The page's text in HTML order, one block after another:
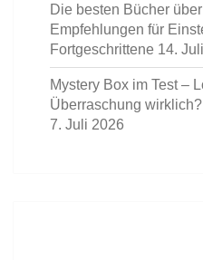
Die besten Bücher
Empfehlungen für
Fortgeschrittene 14.
Mystery Box im Test –
Überraschung
7. Juli 2026